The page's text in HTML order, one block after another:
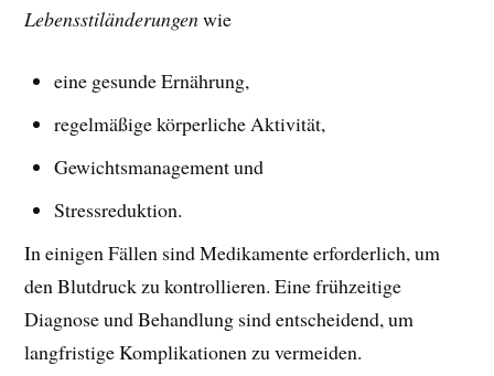
Lebensstiländerungenwie
eine gesunde Ernährung,
regelmäßige körperliche Aktivität,
Gewichtsmanagement und
Stressreduktion.
In einigen Fällen sind Medikamente erforderlich, um
den Blutdruck zu kontrollieren. Eine frühzeitige
Diagnose und Behandlung sind entscheidend, um
langfristige Komplikationen zu vermeiden.